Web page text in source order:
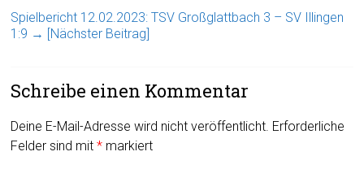
Spielbericht 12.02.2023: TSV Großglattbach 3 – SV Illingen
1:9 → [Nächster Beitrag]
Schreibe einen Kommentar
Deine E-Mail-Adresse wird nicht veröffentlicht. Erforderliche
Felder sind mit* markiert